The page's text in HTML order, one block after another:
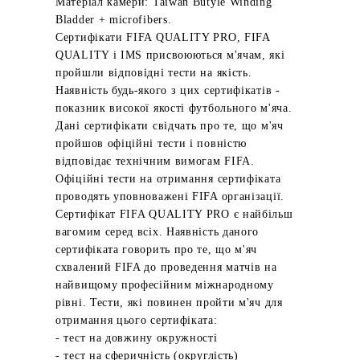
Bladder + microfibers.
Сертифікати FIFA QUALITY PRO, FIFA
QUALITY і IMS присвоюються м'ячам, які
пройшли відповідні тести на якість.
Наявність будь-якого з цих сертифікатів -
показник високої якості футбольного м'яча.
Дані сертифікати свідчать про те, що м'яч
пройшов офіційні тести і повністю
відповідає технічним вимогам FIFA.
Офіційні тести на отримання сертифіката
проводять уповноважені FIFA організації.
Сертифікат FIFA QUALITY PRO є найбільш
вагомим серед всіх. Наявність даного
сертифіката говорить про те, що м'яч
схвалений FIFA до проведення матчів на
найвищому професійним міжнародному
рівні. Тести, які повинен пройти м'яч для
отримання цього сертифіката:
- тест на довжину окружності
- тест на сферичність (округлість)